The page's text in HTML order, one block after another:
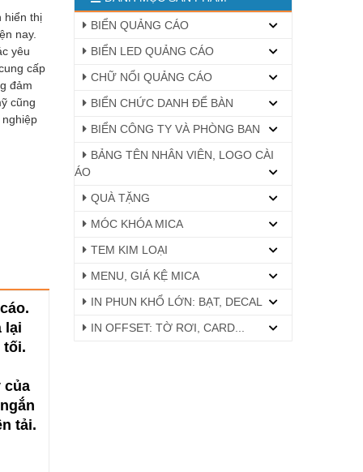
hiển thị
nay.
yêu
cấp
đảm
cũng
lại
tối.
của
tải.
BIỂN QUẢNG CÁO
BIỂN LED QUẢNG CÁO
CHỮ NỔI QUẢNG CÁO
BIỂN CHỨC DANH ĐỂ BÀN
BIỂN CÔNG TY VÀ PHÒNG BAN
BẢNG TÊN NHÂN VIÊN, LOGO CÀI
ÁO
QUÀ TẶNG
MÓC KHÓA MICA
TEM KIM LOẠI
MENU, GIÁ KỆ MICA
IN PHUN KHỔ LỚN: BẠT, DECAL
IN OFFSET: TỜ RƠI, CARD...